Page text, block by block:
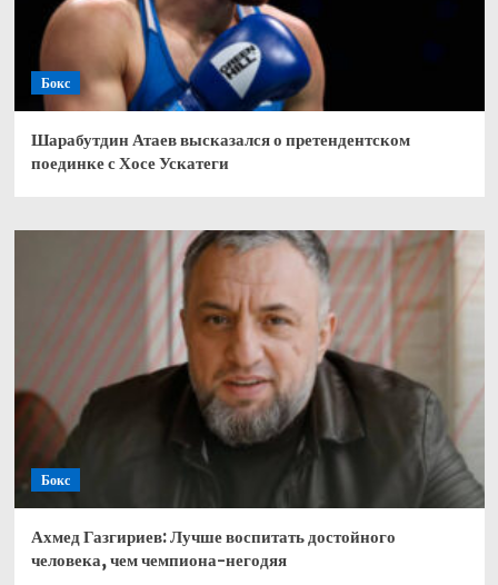
Бокс
Шарабутдин Атаев высказался о претендентском
поединке с Хосе Ускатеги
Бокс
Ахмед Газгириев: Лучше воспитать достойного
человека, чем чемпиона-негодяя